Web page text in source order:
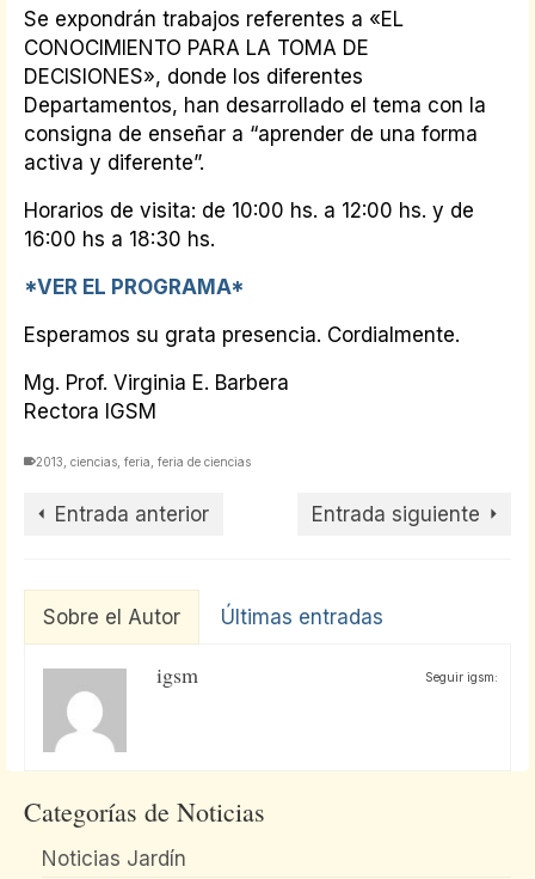
Se expondrán trabajos referentes a «EL
CONOCIMIENTO PARA LA TOMA DE
DECISIONES», donde los diferentes
Departamentos, han desarrollado el tema con la
consigna de enseñar a “aprender de una forma
activa y diferente”.
Horarios de visita: de 10:00 hs. a 12:00 hs. y de
16:00 hs a 18:30 hs.
*VER EL PROGRAMA*
Esperamos su grata presencia. Cordialmente.
Mg. Prof. Virginia E. Barbera
Rectora IGSM
2013 ciencias feria feria de ciencias
Entrada anterior Entrada siguiente
Sobre el Autor Últimas entradas
Seguir igsm:
igsm
Categorías de Noticias
Noticias Jardín